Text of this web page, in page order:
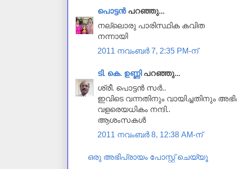
പൊട്ടന്‍പറഞ്ഞു...
നല്ലൊരു പാരിസ്ഥിക കവിത
നന്നായി
2011 നവംബർ 7, 2:35 PM-ന്
ടി. കെ. ഉണ്ണി പറഞ്ഞു...
ശ്രീ. പൊട്ടൻ സർ..
ഇവിടെ വന്നതിനും വായിച്ചതിനും
വളരെയധികം നന്ദി..
ആശംസകൾ
2011 നവംബർ 8, 12:38 AM-ന്
ഒരു അഭിപ്രായം പോസ്റ്റ് ചെയ്യൂ